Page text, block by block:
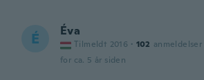
É Éva
Tilmeldt 2016 · 102 anmeldelser
for ca. 5 år siden